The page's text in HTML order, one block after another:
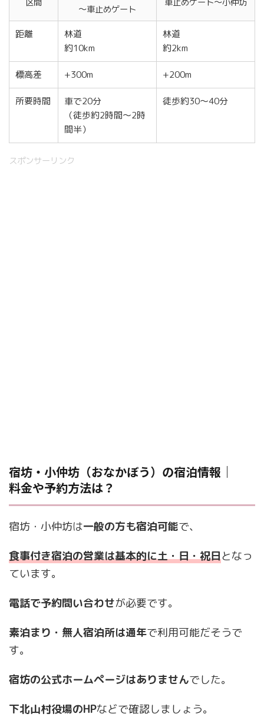
～車止めゲート
距離
林道
約10km
林道
約2km
標高差 +300m +200m
所要時間
車で20分
（徒歩約2時間～2時
間半）
徒歩約30～40分
スポンサーリンク
宿坊・小仲坊（おなかぼう）の宿泊情報｜
料金や予約方法は？
宿坊・小仲坊は一般の方も宿泊可能で、
食事付き宿泊の営業は基本的に土・日・祝日となっ
ています。
電話で予約問い合わせが必要です。
素泊まり・無人宿泊所は通年で利用可能だそうで
す。
宿坊の公式ホームページはありませんでした。
下北山村役場のHPなどで確認しましょう。